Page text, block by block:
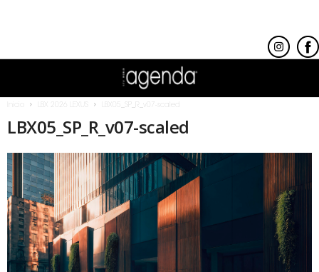
LBX 2026 LEXUS LBX05_SP_R_v07-scaled
LBX05_SP_R_v07-scaled